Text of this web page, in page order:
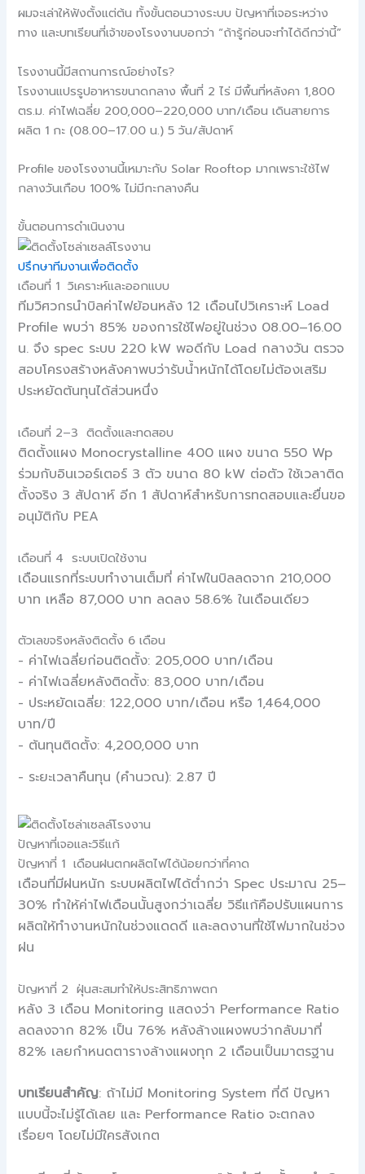
ผมจะเล่าให้ฟังตั้งแต่ต้น ทั้งขั้นตอนวางระบบ ปัญหาที่เจอระหว่าง
ทาง และบทเรียนที่เจ้าของโรงงานบอกว่า “ถ้ารู้ก่อนจะทำได้ดีกว่านี้”
โรงงานนี้มีสถานการณ์อย่างไร?
โรงงานแปรรูปอาหารขนาดกลาง พื้นที่ 2 ไร่ มีพื้นที่หลังคา 1,800
ตร.ม. ค่าไฟเฉลี่ย 200,000–220,000 บาท/เดือน เดินสายการ
ผลิต 1 กะ (08.00–17.00 น.) 5 วัน/สัปดาห์
Profile ของโรงงานนี้เหมาะกับ Solar Rooftop มากเพราะใช้ไฟ
กลางวันเกือบ 100% ไม่มีกะกลางคืน
ขั้นตอนการดำเนินงาน
ปรึกษาทีมงานเพื่อติดตั้ง
เดือนที่ 1 วิเคราะห์และออกแบบ
ทีมวิศวกรนำบิลค่าไฟย้อนหลัง 12 เดือนไปวิเคราะห์ Load
Profile พบว่า 85% ของการใช้ไฟอยู่ในช่วง 08.00–16.00
น. จึง spec ระบบ 220 kW พอดีกับ Load กลางวัน ตรวจ
สอบโครงสร้างหลังคาพบว่ารับน้ำหนักได้โดยไม่ต้องเสริม
ประหยัดต้นทุนได้ส่วนหนึ่ง
เดือนที่ 2–3 ติดตั้งและทดสอบ
ติดตั้งแผง Monocrystalline 400 แผง ขนาด 550 Wp
ร่วมกับอินเวอร์เตอร์ 3 ตัว ขนาด 80 kW ต่อตัว ใช้เวลาติด
ตั้งจริง 3 สัปดาห์ อีก 1 สัปดาห์สำหรับการทดสอบและยื่นขอ
อนุมัติกับ PEA
เดือนที่ 4 ระบบเปิดใช้งาน
เดือนแรกที่ระบบทำงานเต็มที่ ค่าไฟในบิลลดจาก 210,000
บาท เหลือ 87,000 บาท ลดลง 58.6% ในเดือนเดียว
ตัวเลขจริงหลังติดตั้ง 6 เดือน
- ค่าไฟเฉลี่ยก่อนติดตั้ง: 205,000 บาท/เดือน
- ค่าไฟเฉลี่ยหลังติดตั้ง: 83,000 บาท/เดือน
- ประหยัดเฉลี่ย: 122,000 บาท/เดือน หรือ 1,464,000
บาท/ปี
- ต้นทุนติดตั้ง: 4,200,000 บาท
- ระยะเวลาคืนทุน (คำนวณ): 2.87 ปี
ปัญหาที่เจอและวิธีแก้
ปัญหาที่ 1 เดือนฝนตกผลิตไฟได้น้อยกว่าที่คาด
เดือนที่มีฝนหนัก ระบบผลิตไฟได้ต่ำกว่า Spec ประมาณ 25–
30% ทำให้ค่าไฟเดือนนั้นสูงกว่าเฉลี่ย วิธีแก้คือปรับแผนการ
ผลิตให้ทำงานหนักในช่วงแดดดี และลดงานที่ใช้ไฟมากในช่วง
ฝน
ปัญหาที่ 2 ฝุ่นสะสมทำให้ประสิทธิภาพตก
หลัง 3 เดือน Monitoring แสดงว่า Performance Ratio
ลดลงจาก 82% เป็น 76% หลังล้างแผงพบว่ากลับมาที่
82% เลยกำหนดตารางล้างแผงทุก 2 เดือนเป็นมาตรฐาน
บทเรียนสำคัญ: ถ้าไม่มี Monitoring System ที่ดี ปัญหา
แบบนี้จะไม่รู้ได้เลย และ Performance Ratio จะตกลง
เรื่อยๆ โดยไม่มีใครสังเกต